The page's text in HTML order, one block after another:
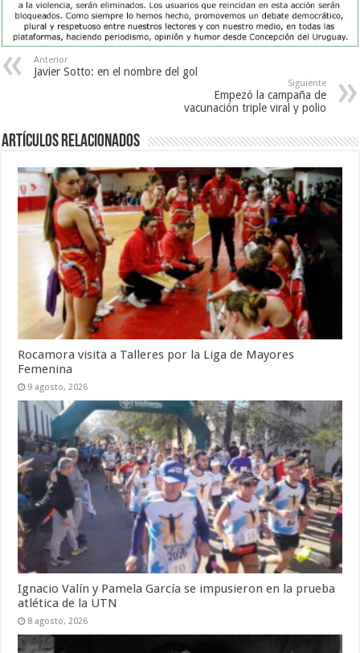
Anterior
Javier Sotto: en el nombre del gol
Siguiente
Empezó la campaña de
vacunación triple viral y polio
Artículos Relacionados
Rocamora visita a Talleres por la Liga de Mayores
Femenina
9 agosto, 2026
Ignacio Valín y Pamela García se impusieron en la prueba
atlética de la UTN
8 agosto, 2026